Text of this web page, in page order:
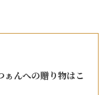
ぁんへの贈り物はこ